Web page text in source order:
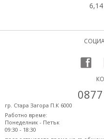
гр. Стара Загора П.К 6000
Работно време:
Понеделник - Петък
09:30 - 18:30